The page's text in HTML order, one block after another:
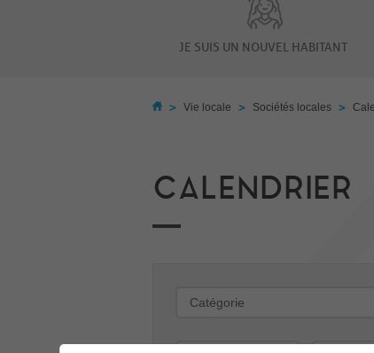
JE SUIS UN NOUVEL HABITANT
> Vie locale > Sociétés locales >
CALENDRIER